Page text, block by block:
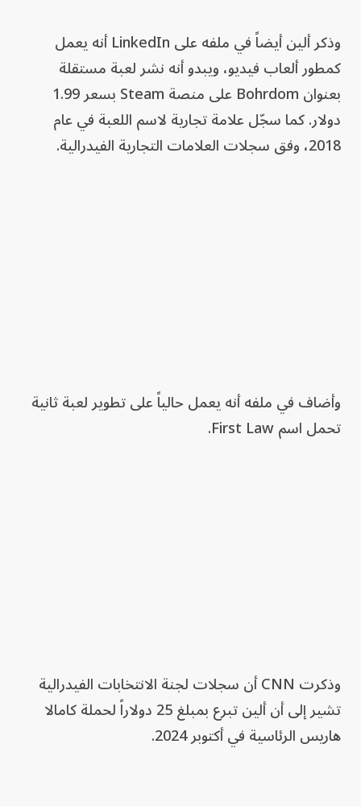
وذكر ألين أيضاً في ملفه على LinkedIn أنه يعمل
كمطور ألعاب فيديو، ويبدو أنه نشر لعبة مستقلة
بعنوان Bohrdom على منصة Steam بسعر 1.99
دولار. كما سجّل علامة تجارية لاسم اللعبة في عام
2018، وفق سجلات العلامات التجارية الفيدرالية.
وأضاف في ملفه أنه يعمل حالياً على تطوير لعبة ثانية
تحمل اسم First Law.
وذكرت CNN أن سجلات لجنة الانتخابات الفيدرالية
تشير إلى أن ألين تبرع بمبلغ 25 دولاراً لحملة كامالا
هاريس الرئاسية في أكتوبر 2024.